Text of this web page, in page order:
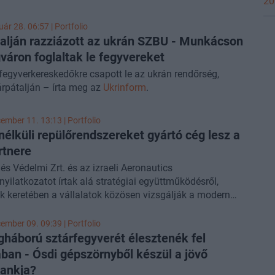
beszerzése komoly akadályokba ütközött - közölte
Global News szakportál.
28. 06:57 | Portfolio
razziázott az ukrán SZBU - Munkácson
foglaltak le fegyvereket
csapott le az ukrán rendőrség,
– írta meg az Ukrinform.
11. 13:13 | Portfolio
repülőrendszereket gyártó cég lesz a
Védelmi Zrt. és az izraeli Aeronautics
írtak alá stratégiai együttműködésről,
keretében a vállalatok közösen vizsgálják a modern
megoldások és kapcsolódó technológiák
lehetőségeit az európai piacra, valamint a
magyarországi gyártás feltételeit.
09. 09:39 | Portfolio
sztárfegyverét élesztenék fel
- Ósdi gépszörnyből készül a jövő